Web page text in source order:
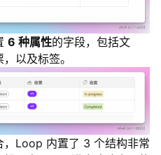
6 种属性的字段，包括文
以及标签。
，Loop 内置了 3 个结构非常